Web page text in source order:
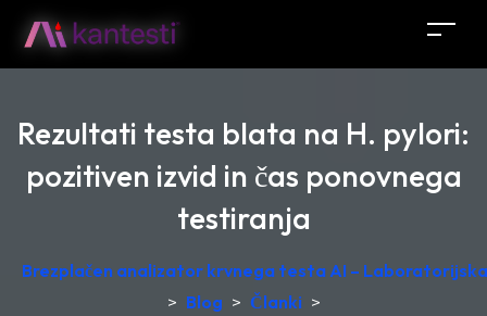
Rezultati testa blata na H. pylori:
pozitiven izvid in čas ponovnega
testiranja
Brezplačen analizator krvnega testa AI –
> Blog > Članki >